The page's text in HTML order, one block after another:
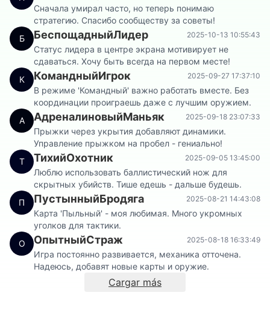
Сначала умирал часто, но теперь понимаю
стратегию. Спасибо сообществу за советы!
Б
БеспощадныйЛидер 2025-10-13 10:55:43
Статус лидера в центре экрана мотивирует не
сдаваться. Хочу быть всегда на первом месте!
К
КомандныйИгрок 2025-09-27 17:37:10
В режиме 'Командный' важно работать вместе. Без
координации проиграешь даже с лучшим оружием.
А
АдреналиновыйМаньяк 2025-09-18 23:07:33
Прыжки через укрытия добавляют динамики.
Управление прыжком на пробел - гениально!
Т
ТихийОхотник 2025-09-05 13:45:00
Люблю использовать баллистический нож для
скрытных убийств. Тише едешь - дальше будешь.
П
ПустынныйБродяга 2025-08-21 14:43:08
Карта 'Пыльный' - моя любимая. Много укромных
уголков для тактики.
О
ОпытныйСтраж 2025-08-18 16:33:49
Игра постоянно развивается, механика отточена.
Надеюсь, добавят новые карты и оружие.
Cargar más